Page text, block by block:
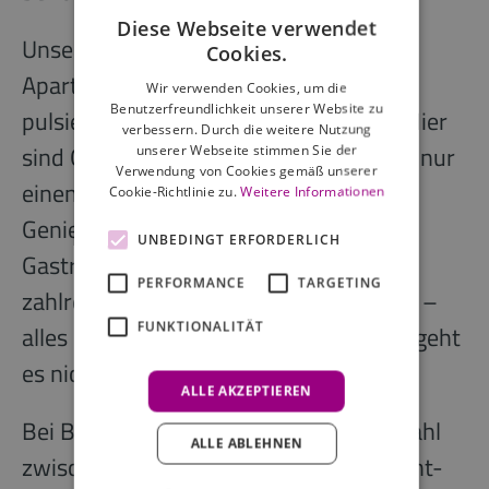
Unsere sieben hochwertigen Serviced
Apartments befinden sich mitten im
pulsierenden Zentrum von Lippstadt. Hier
sind Geschäfte, Restaurants und Cafés nur
einen kurzen Spaziergang entfernt.
Genießen Sie die Vielfalt der lokalen
Gastronomie oder stöbern Sie in den
zahlreichen Boutiquen und Geschäften –
alles direkt vor Ihrer Tür! Viel zentraler geht
es nicht.
Bei BRIGHT Lippstadt haben Sie die Wahl
zwischen fünf verschiedenen Apartment-
Diese Webseite verwendet
Cookies.
Wir verwenden Cookies, um die
Benutzerfreundlichkeit unserer Website zu
verbessern. Durch die weitere Nutzung
unserer Webseite stimmen Sie der
Verwendung von Cookies gemäß unserer
Cookie-Richtlinie zu.Weitere Informationen
UNBEDINGT ERFORDERLICH
PERFORMANCE TARGETING
FUNKTIONALITÄT
ALLE AKZEPTIEREN
ALLE ABLEHNEN